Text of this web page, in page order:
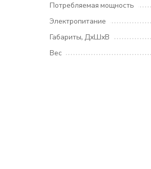
Потребляемая мощность
Электропитание
Габариты, ДхШхВ
Вес